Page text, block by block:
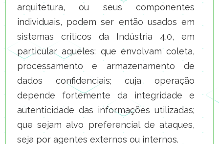
arquitetura, ou seus componentes
individuais, podem ser então usados em
sistemas críticos da Indústria 4.0, em
particular aqueles: que envolvam coleta,
processamento e armazenamento de
dados confidenciais; cuja operação
depende fortemente da integridade e
autenticidade das informações utilizadas;
que sejam alvo preferencial de ataques,
seja por agentes externos ou internos.